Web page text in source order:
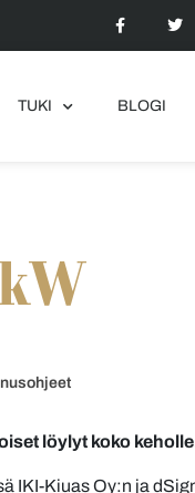
TUKI BLOGI
löylyt koko
IKI-Kiuas Oy:n ja